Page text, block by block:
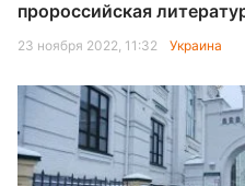
пророссийская
23 ноября 2022, 11:32 Украина